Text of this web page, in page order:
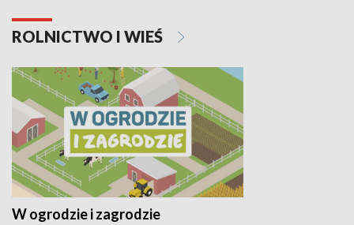
ROLNICTWO I WIEŚ
W ogrodzie i zagrodzie